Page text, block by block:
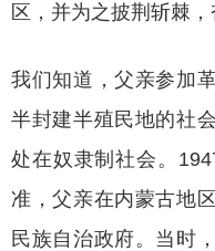
区，并为之披荆斩棘，
我们知道，父亲参加
半封建半殖民地的社
处在奴隶制社会。
准，父亲在内蒙古地
民族自治政府。当时